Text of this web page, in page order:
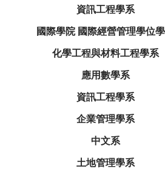
資訊工程學系
國際學院 國際經營管理學位
化學工程與材料工程學系
應用數學系
資訊工程學系
企業管理學系
中文系
土地管理學系